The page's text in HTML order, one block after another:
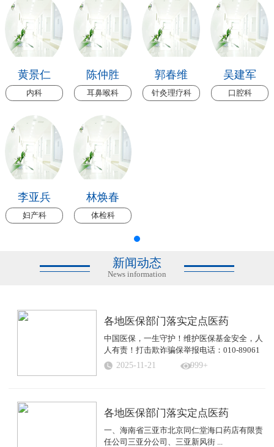
黄景仁
内科
陈仲胜
耳鼻喉科
郭春维
针灸理疗科
吴建军
口腔科
李亚兵
妇产科
林焕春
体检科
新闻动态
News information
各地医保部门落实定点医药
中国医保，一生守护！维护医保基金安全，人
人有责！打击欺诈骗保举报电话：010-89061
...
2025-11-21 999+
各地医保部门落实定点医药
一、海南省三亚市北京同仁堂海口药店有限责
任公司三亚分公司、三亚新风街 ...